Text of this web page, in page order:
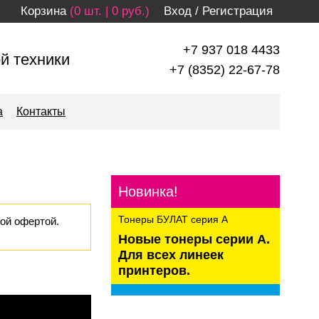
Вход / Регистрация
Корзина (0 шт. | 0 руб.)
+7 937 018 4433
+7 (8352) 22-67-78
техники
Контакты
офертой.
Новинка!
Тонеры БУЛАТ серия А
Новые тонеры серии А.
Для всех линеек
принтеров.